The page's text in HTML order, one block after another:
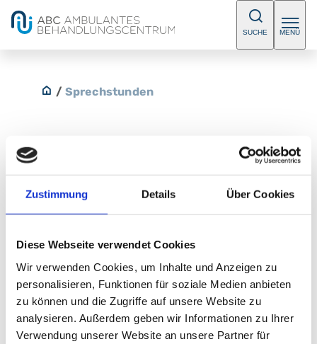
Zustimmung Details Über Cookies
Diese Webseite verwendet Cookies
Wir verwenden Cookies, um Inhalte und Anzeigen zu
personalisieren, Funktionen für soziale Medien anbieten
zu können und die Zugriffe auf unsere Website zu
analysieren. Außerdem geben wir Informationen zu Ihrer
Verwendung unserer Website an unsere Partner für
SUCHE MENÜ
/ Sprechstunden
Herzinsuffizienzsprechstunde
Bitte vereinbaren Sie einen Termin.
E-Mail: herzchirurgie@klinikum-nuernberg.de
Telefon: +49 (0) 911 398-5763
Fax:+49 (0) 911 398-7815
Klinik für Herzchirurgie